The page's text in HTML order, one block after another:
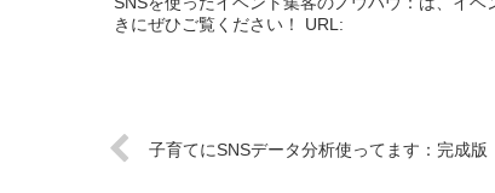
きにぜひご覧ください！ URL:
子育てにSNSデータ分析使ってます：完成版